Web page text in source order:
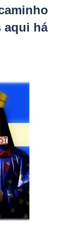
aqui há